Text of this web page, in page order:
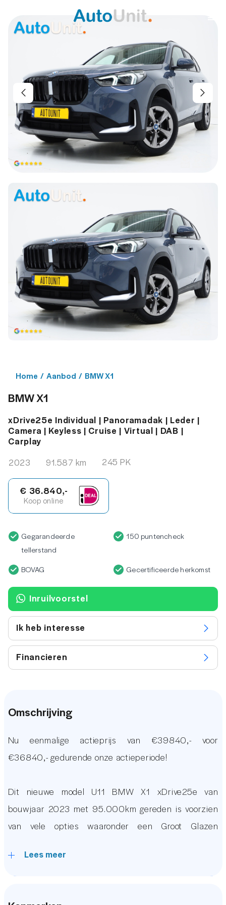
Home / Aanbod / BMW X1
BMW X1
xDrive25e Individual | Panoramadak | Leder |
Camera | Keyless | Cruise | Virtual | DAB |
Carplay
2023
91.587 km 245 PK
€ 36.840,-
Koop online
Gegarandeerde
tellerstand
150 puntencheck
BOVAG Gecertificeerde herkomst
Inruilvoorstel
Ik heb interesse
Financieren
Omschrijving
Nu eenmalige actieprijs van €39840,- voor
€36840,- gedurende onze actieperiode!
Dit nieuwe model U11 BMW X1 xDrive25e van
bouwjaar 2023 met 95.000km gereden is voorzien
van vele opties waaronder een Groot Glazen
Metallic, Keyless Entry & Go, Sportstuur, Lederen
Comfortstoelen, Achteruitrijcamera, Origineel
Lees meer